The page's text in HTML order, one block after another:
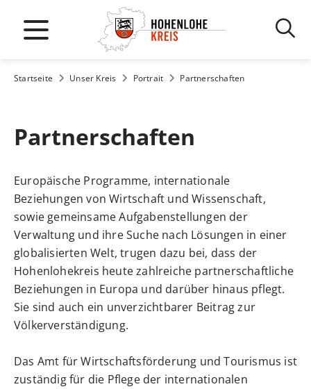
Startseite Unser Kreis Portrait Partnerschaften
Partnerschaften
Europäische Programme, internationale
Beziehungen von Wirtschaft und Wissenschaft,
sowie gemeinsame Aufgabenstellungen der
Verwaltung und ihre Suche nach Lösungen in einer
globalisierten Welt, trugen dazu bei, dass der
Hohenlohekreis heute zahlreiche partnerschaftliche
Beziehungen in Europa und darüber hinaus pflegt.
Sie sind auch ein unverzichtbarer Beitrag zur
Völkerverständigung.
Das Amt für Wirtschaftsförderung und Tourismus ist
zuständig für die Pflege der internationalen